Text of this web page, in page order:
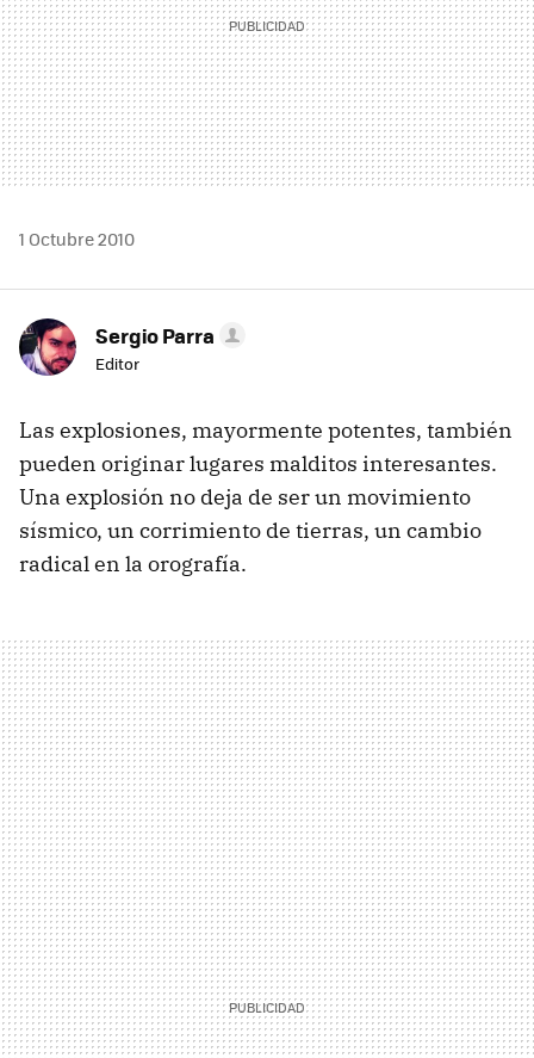
1 Octubre 2010
Sergio Parra
Editor
Las explosiones, mayormente potentes, también
pueden originar lugares malditos interesantes.
Una explosión no deja de ser un movimiento
sísmico, un corrimiento de tierras, un cambio
radical en la orografía.